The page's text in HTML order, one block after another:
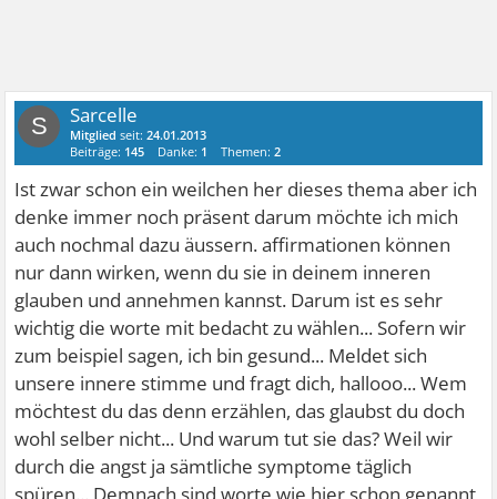
S Sarcelle
Mitglied seit:24.01.2013
Beiträge: 145 Danke: 1 Themen:2
Ist zwar schon ein weilchen her dieses thema aber ich
denke immer noch präsent darum möchte ich mich
auch nochmal dazu äussern. affirmationen können
nur dann wirken, wenn du sie in deinem inneren
glauben und annehmen kannst. Darum ist es sehr
wichtig die worte mit bedacht zu wählen... Sofern wir
zum beispiel sagen, ich bin gesund... Meldet sich
unsere innere stimme und fragt dich, hallooo... Wem
möchtest du das denn erzählen, das glaubst du doch
wohl selber nicht... Und warum tut sie das? Weil wir
durch die angst ja sämtliche symptome täglich
spüren... Demnach sind worte wie hier schon genannt,